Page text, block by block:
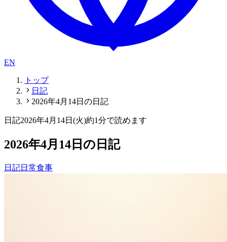
EN
トップ
日記
2026年4月14日の日記
日記2026年4月14日(火)約1分で読めます
2026年4月14日の日記
日記日常食事